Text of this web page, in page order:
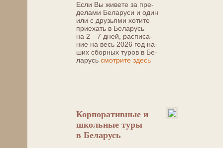
Если Вы жи­ве­те за пре­
де­ла­ми Бе­ла­ру­си и один
или с дру­зья­ми хо­ти­те
приехать в Бе­ла­русь
на 2—7 дней,
рас­пи­са­
ние на весь 2026 год на­
ших сбор­ных ту­ров в Бе­
ла­русь смотрите здесь
Кор­по­ра­тив­ные и
школьные ту­ры
в Бе­ла­русь